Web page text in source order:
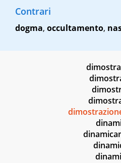
Contrari
dogma, occultamento,